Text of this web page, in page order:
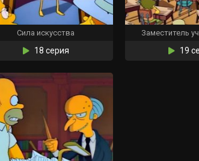
Сила искусства
18 серия
Заместитель
19